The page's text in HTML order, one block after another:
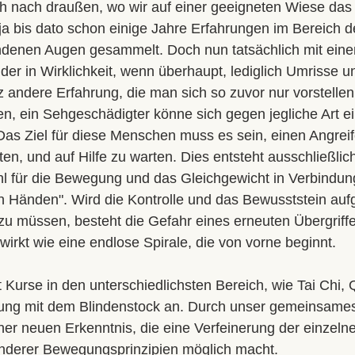
nach draußen, wo wir auf einer geeigneten Wiese
bis dato schon einige Jahre Erfahrungen im Bereich
Augen gesammelt. Doch nun tatsächlich mit
in Wirklichkeit, wenn überhaupt, lediglich Umrisse
andere Erfahrung, die man sich so zuvor nur
ein Sehgeschädigter könne sich gegen jegliche Art
Ziel für diese Menschen muss es sein, einen
und auf Hilfe zu warten. Dies entsteht
für die Bewegung und das Gleichgewicht in
Händen". Wird die Kontrolle und das Bewusststein
müssen, besteht die Gefahr eines erneuten
wie eine endlose Spirale, die von vorne beginnt.
Kurse in den unterschiedlichsten Bereich, wie Tai Chi,
mit dem Blindenstock an. Durch unser
neuen Erkenntnis, die eine Verfeinerung der
Bewegungsprinzipien möglich macht.